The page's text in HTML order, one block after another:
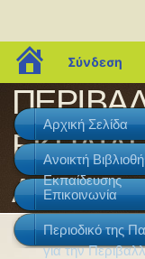
blogs.sch.gr
Σύνδεση
ΑΘΗΝΑΣ
Αρχική Σελίδα
Ανοικτή
Εκπαίδευσης
Επικοινωνία
Περιοδικό της
για την